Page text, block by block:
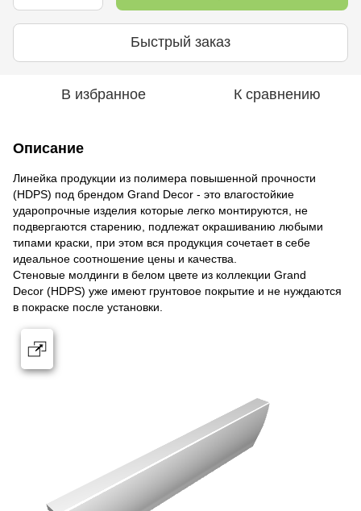
Быстрый заказ
В избранное К сравнению
Описание
Линейка продукции из полимера повышенной прочности
(HDPS) под брендом Grand Decor - это влагостойкие
ударопрочные изделия которые легко монтируются, не
подвергаются старению, подлежат окрашиванию любыми
типами краски, при этом вся продукция сочетает в себе
идеальное соотношение цены и качества.
Стеновые молдинги в белом цвете из коллекции Grand
Decor (HDPS) уже имеют грунтовое покрытие и не нуждаются
в покраске после установки.